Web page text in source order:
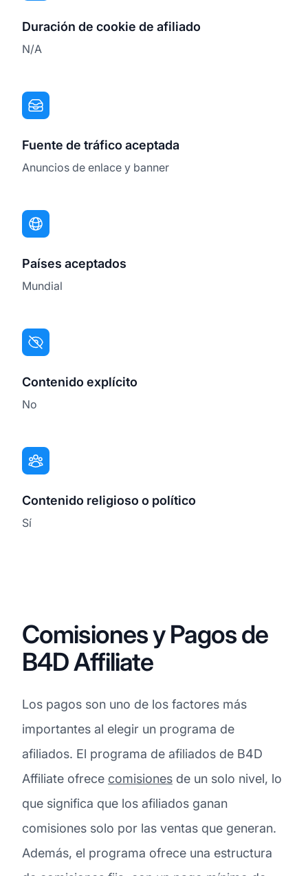
Duración de cookie de afiliado
N/A
Fuente de tráfico aceptada
Anuncios de enlace y banner
Países aceptados
Mundial
Contenido explícito
No
Contenido religioso o político
Sí
Comisiones y Pagos de
B4D Affiliate
Los pagos son uno de los factores más
importantes al elegir un programa de
afiliados. El programa de afiliados de B4D
Affiliate ofrece comisiones de un solo nivel, lo
que significa que los afiliados ganan
comisiones solo por las ventas que generan.
Además, el programa ofrece una estructura